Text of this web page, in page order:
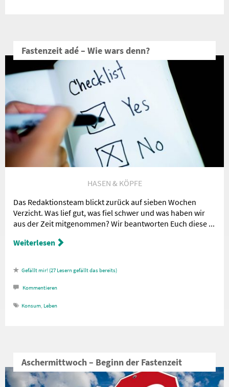
Fastenzeit adé – Wie wars denn?
HASEN & KÖPFE
Das Redaktionsteam blickt zurück auf sieben Wochen
Verzicht. Was lief gut, was fiel schwer und was haben wir
aus der Zeit mitgenommen? Wir beantworten Euch diese ...
Weiterlesen
27 Lesern gefällt das
Kommentieren
Konsum, Leben
Aschermittwoch – Beginn der Fastenzeit